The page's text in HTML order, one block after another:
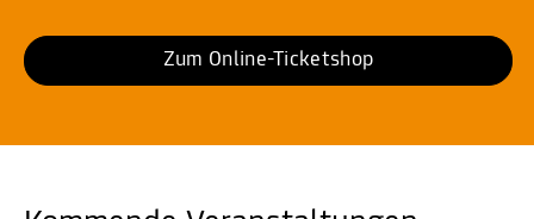
Zum Online-Ticketshop